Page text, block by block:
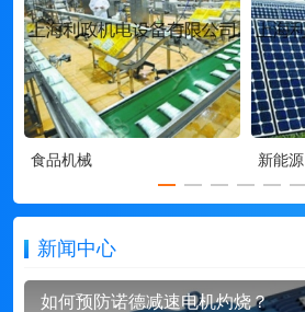
食品机械 新能源
新闻中心
如何预防诺德减速电机灼烧？